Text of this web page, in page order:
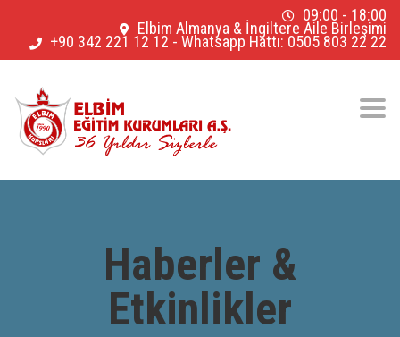
09:00 - 18:00
Elbim Almanya & İngiltere Aile Birleşimi
+90 342 221 12 12 - Whatsapp Hattı: 0505 803 22 22
Haberler &
Etkinlikler